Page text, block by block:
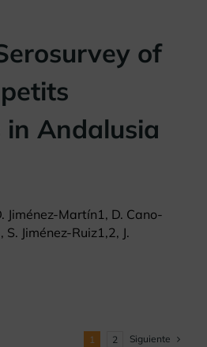
of
Andalusia
Jiménez-Martín1, D. Cano-
Jiménez-Ruiz1,2, J.
1 2 Siguiente